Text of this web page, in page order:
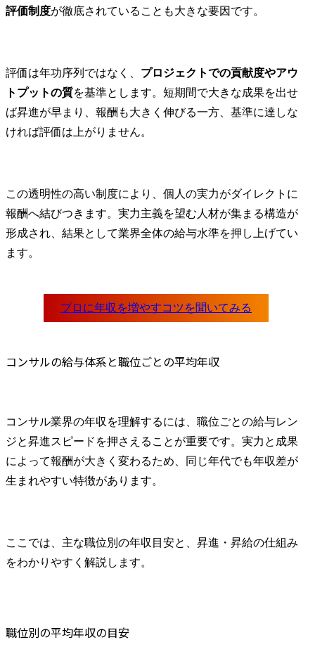
評価制度が徹底されていることも大きな要因です。
評価は年功序列ではなく、 プロジェクトでの貢献度やアウ
トプットの質を基準とします。短期間で大きな成果を出せ
ば昇進が早まり、報酬も大きく伸びる一方、基準に達しな
ければ評価は上がりません。
この透明性の高い制度により、個人の実力がダイレクトに
報酬へ結びつきます。実力主義を望む人材が集まる構造が
形成され、結果として業界全体の給与水準を押し上げてい
ます。
コンサルの給与体系と職位ごとの平均年収
コンサル業界の年収を理解するには、職位ごとの給与レン
ジと昇進スピードを押さえることが重要です。実力と成果
によって報酬が大きく変わるため、同じ年代でも年収差が
生まれやすい特徴があります。
ここでは、主な職位別の年収目安と、昇進・昇給の仕組み
をわかりやすく解説します。
職位別の平均年収の目安